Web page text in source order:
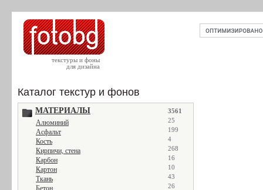
текстуры и фоны
для дизайна
Каталог текстур и фонов
МАТЕРИАЛЫ 3561
Алюминий 25
Асфальт 199
Кость 4
Кирпичи, стена 268
Карбон 16
Картон 10
Ткань 43
Бетон 26